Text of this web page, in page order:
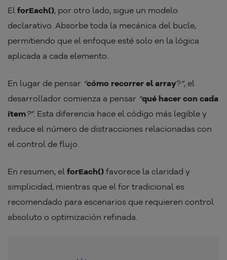
El forEach(), por otro lado, sigue un modelo
declarativo. Absorbe toda la mecánica del bucle,
permitiendo que el enfoque esté solo en la lógica
aplicada a cada elemento.
En lugar de pensar “cómo recorrer el array?“, el
desarrollador comienza a pensar “qué hacer con cada
ítem?”. Esta diferencia hace el código más legible y
reduce el número de distracciones relacionadas con
el control de flujo.
En resumen, el forEach() favorece la claridad y
simplicidad, mientras que el for tradicional es
recomendado para escenarios que requieren control
absoluto o optimización refinada.